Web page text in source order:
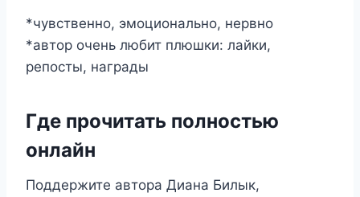
*чувственно, эмоционально, нервно
*автор очень любит плюшки: лайки,
репосты, награды
Где прочитать полностью
онлайн
Поддержите автора Диана Билык,